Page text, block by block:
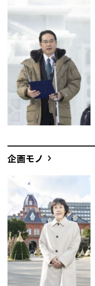
企画モノ